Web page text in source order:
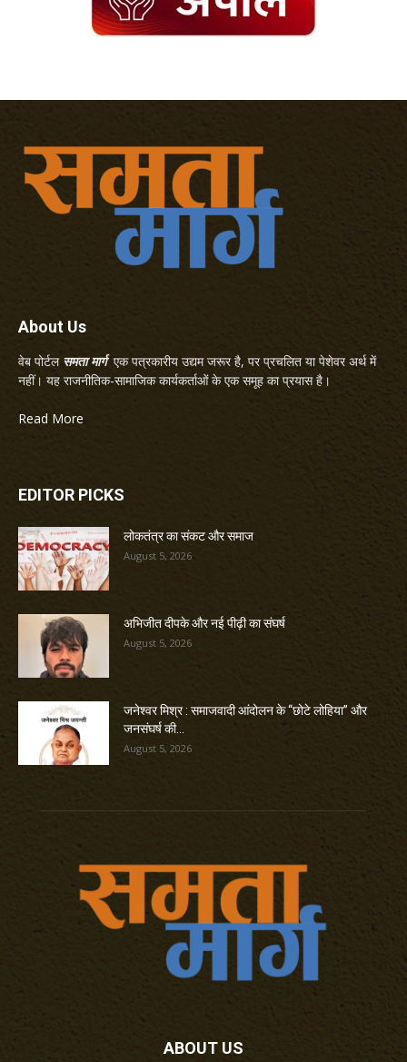
About Us
वेब पोर्टल समता मार्गएक पत्रकारीय उद्यम जरूर है, पर प्रचलित या पेशेवर अर्थ में
नहीं। यह राजनीतिक-सामाजिक कार्यकर्ताओं के एक समूह का प्रयास है।
Read More
EDITOR PICKS
लोकतंत्र का संकट और समाज
August 5, 2026
अभिजीत दीपके और नई पीढ़ी का संघर्ष
August 5, 2026
जनेश्वर मिश्र : समाजवादी आंदोलन के “छोटे लोहिया” और
जनसंघर्ष की...
August 5, 2026
ABOUT US